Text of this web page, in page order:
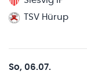
TSV Hürup
So, 06.07.